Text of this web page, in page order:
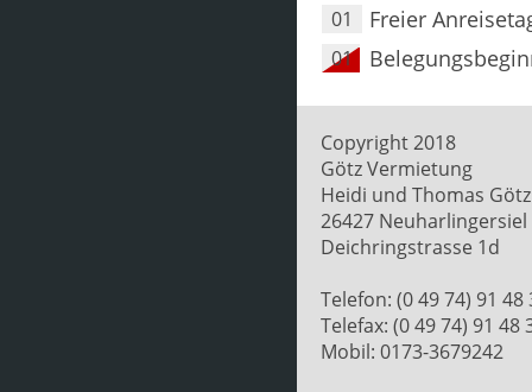
01 Freier
01
Copyright 2018
Götz Vermietung
Heidi und Thomas Götz
26427 Neuharlingersiel
Deichringstrasse 1d
Telefon: (0 49 74) 91 48
Telefax: (0 49 74) 91 48
Mobil: 0173-3679242